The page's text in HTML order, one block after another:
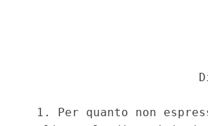
1. Per quanto non